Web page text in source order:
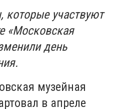
участвуют
«Московская
день
музейная
в апреле